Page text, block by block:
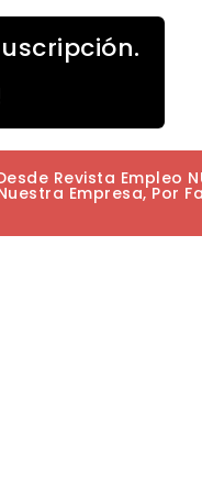
Revista Empleo
Empresa, Por